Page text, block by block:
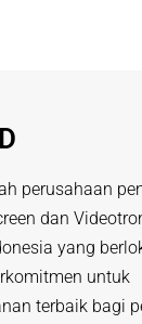
perusahaan
dan
yang
untuk
terbaik bagi